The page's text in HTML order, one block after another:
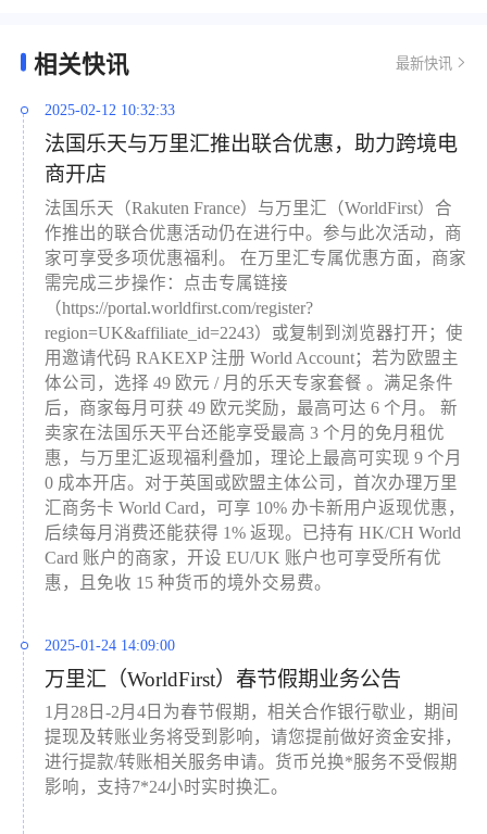
相关快讯 最新快讯
2025-02-12 10:32:33
法国乐天与万里汇推出联合优惠，助力跨境电
商开店
法国乐天（Rakuten France）与万里汇（WorldFirst）合
作推出的联合优惠活动仍在进行中。参与此次活动，商
家可享受多项优惠福利。 在万里汇专属优惠方面，商家
需完成三步操作：点击专属链接
（https://portal.worldfirst.com/register?
region=UK&affiliate_id=2243）或复制到浏览器打开；使
用邀请代码 RAKEXP 注册 World Account；若为欧盟主
体公司，选择 49 欧元 / 月的乐天专家套餐 。满足条件
后，商家每月可获 49 欧元奖励，最高可达 6 个月。 新
卖家在法国乐天平台还能享受最高 3 个月的免月租优
惠，与万里汇返现福利叠加，理论上最高可实现 9 个月
0 成本开店。对于英国或欧盟主体公司，首次办理万里
汇商务卡 World Card，可享 10% 办卡新用户返现优惠，
后续每月消费还能获得 1% 返现。已持有 HK/CH World
Card 账户的商家，开设 EU/UK 账户也可享受所有优
惠，且免收 15 种货币的境外交易费。
2025-01-24 14:09:00
万里汇（WorldFirst）春节假期业务公告
1月28日-2月4日为春节假期，相关合作银行歇业，期间
提现及转账业务将受到影响，请您提前做好资金安排，
进行提款/转账相关服务申请。货币兑换*服务不受假期
影响，支持7*24小时实时换汇。